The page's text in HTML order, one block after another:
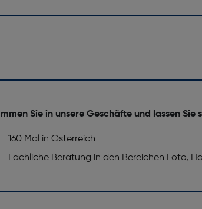
Sie in unsere Geschäfte und lassen
160 Mal in Österreich
Fachliche Beratung in den Bereichen Foto,